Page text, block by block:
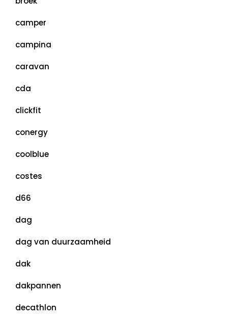
camper
campina
caravan
cda
clickfit
conergy
coolblue
costes
d66
dag
dag van duurzaamheid
dak
dakpannen
decathlon